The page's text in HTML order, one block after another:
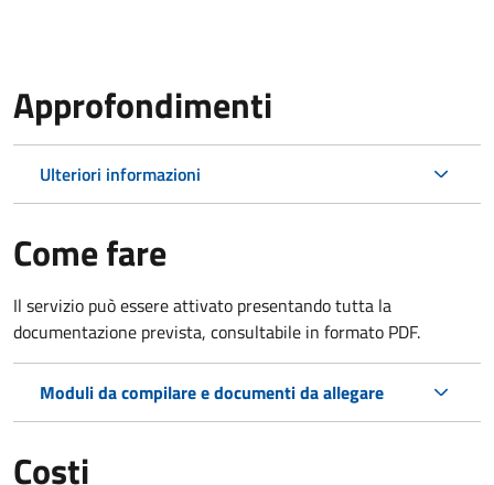
Approfondimenti
Ulteriori informazioni
Come fare
Il servizio può essere attivato presentando tutta la
documentazione prevista, consultabile in formato PDF.
Moduli da compilare e documenti da allegare
Costi